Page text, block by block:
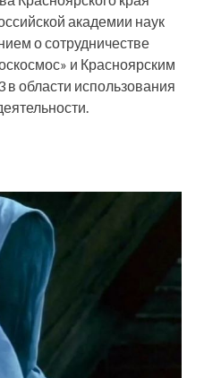
академии наук
о сотрудничестве
и Красноярским
области использования